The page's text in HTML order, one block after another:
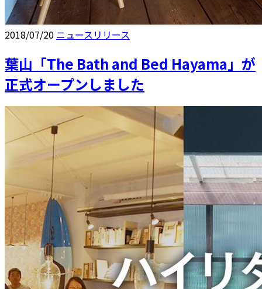
2018/07/20 ニュースリリース
葉山「The Bath and Bed Hayama」が
正式オープンしました